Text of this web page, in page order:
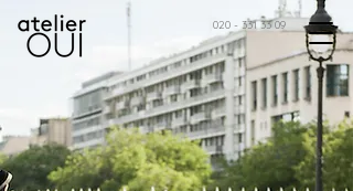
020 - 331 33 09